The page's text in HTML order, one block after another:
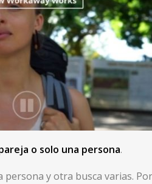
o solo una persona.
y otra busca varias.